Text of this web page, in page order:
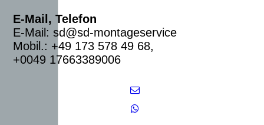
E-Mail, Telefon
E-Mail: sd@sd-montageservice
Mobil.: +49 173 578 49 68,
+0049 17663389006